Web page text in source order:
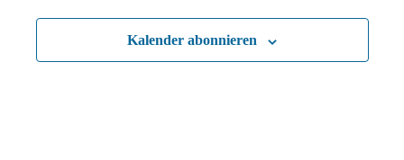
Kalender abonnieren